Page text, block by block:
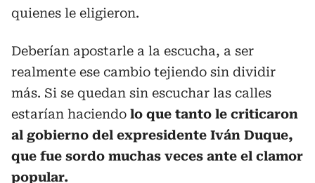
quienes le eligieron.
Deberían apostarle a la escucha, a ser
realmente ese cambio tejiendo sin dividir
más. Si se quedan sin escuchar las calles
estarían haciendo lo que tanto le criticaron
al gobierno del expresidente Iván Duque,
que fue sordo muchas veces ante el clamor
popular.